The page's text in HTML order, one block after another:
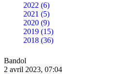
2022 (6)
2021 (5)
2020 (9)
2019 (15)
2018 (36)
Bandol
2 avril 2023, 07:04